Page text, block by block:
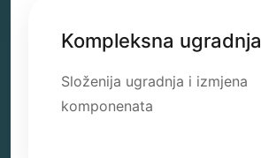
Kompleksna ugradnja
Složenija ugradnja i izmjena
komponenata